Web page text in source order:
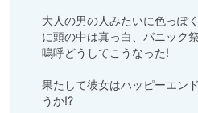
大人の男の人みたいに色っぽ
に頭の中は真っ白、パニック祭
嗚呼どうしてこうなった!
果たして彼女はハッピーエン
うか!?